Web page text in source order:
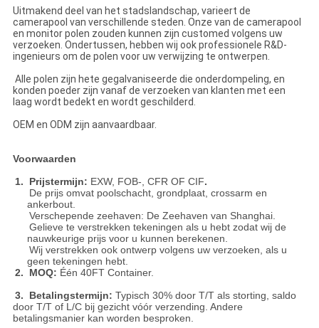
Uitmakend deel van het stadslandschap, varieert de
camerapool van verschillende steden. Onze van de camerapool
en monitor polen zouden kunnen zijn customed volgens uw
verzoeken. Ondertussen, hebben wij ook professionele R&D-
ingenieurs om de polen voor uw verwijzing te ontwerpen.
Alle polen zijn hete gegalvaniseerde die onderdompeling, en
konden poeder zijn vanaf de verzoeken van klanten met een
laag wordt bedekt en wordt geschilderd.
OEM en ODM zijn aanvaardbaar.
Voorwaarden
1. Prijstermijn: EXW, FOB-, CFR OF CIF.
De prijs omvat poolschacht, grondplaat, crossarm en
ankerbout.
Verschepende zeehaven: De Zeehaven van Shanghai.
Gelieve te verstrekken tekeningen als u hebt zodat wij de
nauwkeurige prijs voor u kunnen berekenen.
Wij verstrekken ook ontwerp volgens uw verzoeken, als u
geen tekeningen hebt.
2. MOQ: Één 40FT Container.
3. Betalingstermijn: Typisch 30% door T/T als storting, saldo
door T/T of L/C bij gezicht vóór verzending. Andere
betalingsmanier kan worden besproken.